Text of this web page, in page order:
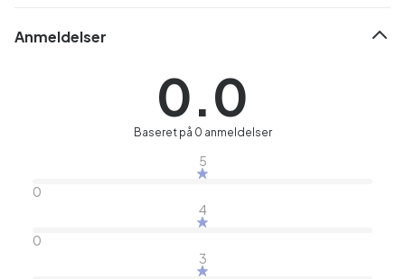
Anmeldelser
0.0
Baseret på 0 anmeldelser
5
0
4
0
3